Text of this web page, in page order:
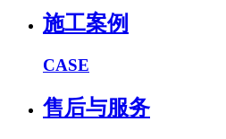
施工案例
CASE
售后与服务